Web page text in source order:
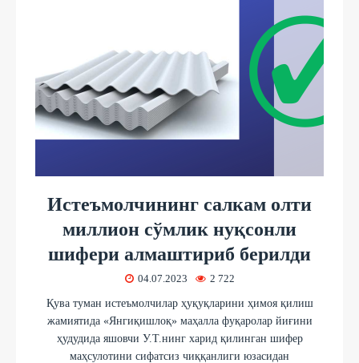
Истеъмолчининг салкам олти
миллион сўмлик нуқсонли
шифери алмаштириб берилди
04.07.2023 2 722
Қува туман истеъмолчилар ҳуқуқларини ҳимоя қилиш
жамиятида «Янгиқишлоқ» маҳалла фуқаролар йиғини
ҳудудида яшовчи У.Т.нинг харид қилинган шифер
маҳсулотини сифатсиз чиққанлиги юзасидан